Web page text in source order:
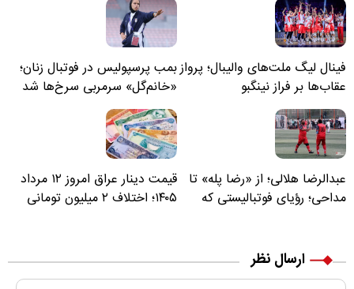
فینال لیگ ملت‌های والیبال؛ پرواز
عقاب‌ها بر فراز نینگبو
بمب پرسپولیس در فوتبال زنان؛
«خانم‌گل» سرمربی سرخ‌ها شد
عبدالرضا هلالی؛ از «رضا پله» تا
مداحی؛ رؤیای فوتبالیستی که
قیمت دینار عراق امروز ۱۲ مرداد
۱۴۰۵؛ اختلاف ۲ میلیون تومانی
ارسال نظر